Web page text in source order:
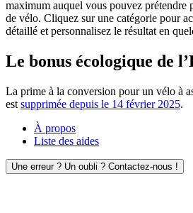
maximum auquel vous pouvez prétendre
de vélo. Cliquez sur une catégorie pour
détaillé et personnalisez le résultat en
Le bonus écologique de
La prime à la conversion pour un vélo à
est supprimée depuis le 14 février 2025.
À propos
Liste des aides
Une erreur ? Un oubli ? Contactez-nous !